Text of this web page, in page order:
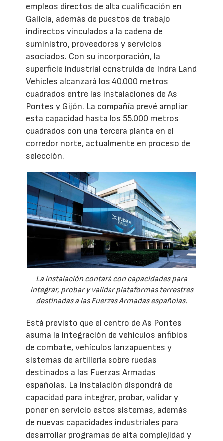
empleos directos de alta cualificación en
Galicia, además de puestos de trabajo
indirectos vinculados a la cadena de
suministro, proveedores y servicios
asociados. Con su incorporación, la
superficie industrial construida de Indra Land
Vehicles alcanzará los 40.000 metros
cuadrados entre las instalaciones de As
Pontes y Gijón. La compañía prevé ampliar
esta capacidad hasta los 55.000 metros
cuadrados con una tercera planta en el
corredor norte, actualmente en proceso de
selección.
La instalación contará con capacidades para
integrar, probar y validar plataformas terrestres
destinadas a las Fuerzas Armadas españolas.
Está previsto que el centro de As Pontes
asuma la integración de vehículos anfibios
de combate, vehículos lanzapuentes y
sistemas de artillería sobre ruedas
destinados a las Fuerzas Armadas
españolas. La instalación dispondrá de
capacidad para integrar, probar, validar y
poner en servicio estos sistemas, además
de nuevas capacidades industriales para
desarrollar programas de alta complejidad y